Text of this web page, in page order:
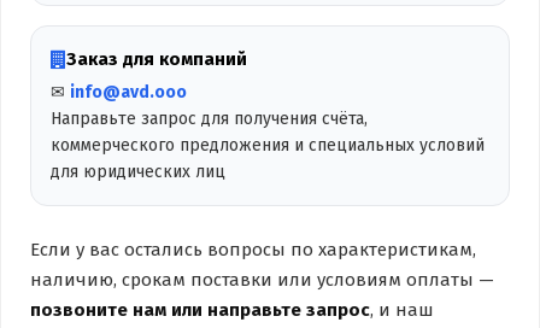
Заказ для компаний
✉ info@avd.ooo
Направьте запрос для получения счёта,
коммерческого предложения и специальных условий
для юридических лиц
Если у вас остались вопросы по характеристикам,
наличию, срокам поставки или условиям оплаты —
позвоните нам или направьте запрос, и наш